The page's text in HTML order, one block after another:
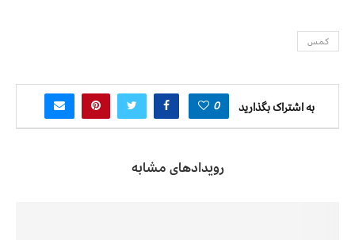
کمس
به اشتراک بگذارید 0
رویدادهای مشابه